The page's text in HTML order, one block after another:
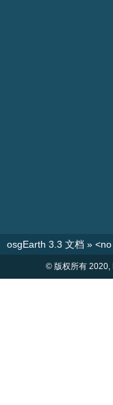
osgEarth 3.3 文档 »
© 版权所有 2020,